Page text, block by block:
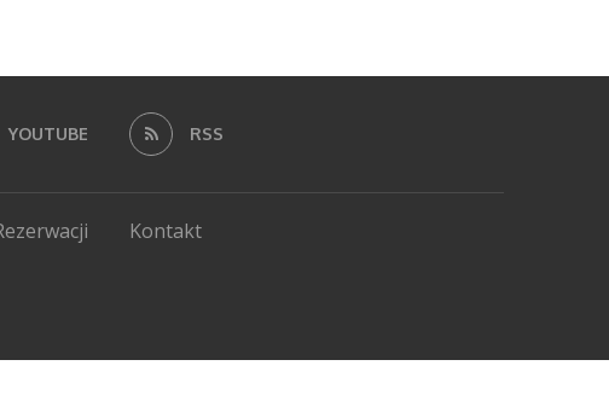
YOUTUBE RSS
Kontakt